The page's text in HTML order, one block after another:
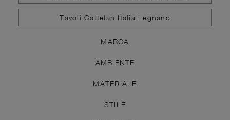
Tavoli Cattelan Italia Legnano
MARCA
AMBIENTE
MATERIALE
STILE